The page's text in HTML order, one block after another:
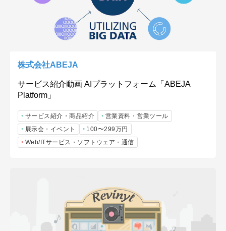
株式会社ABEJA
サービス紹介動画 AIプラットフォーム「ABEJA
Platform」
サービス紹介・商品紹介
営業資料・営業ツール
展示会・イベント
100〜299万円
Web/ITサービス・ソフトウェア・通信